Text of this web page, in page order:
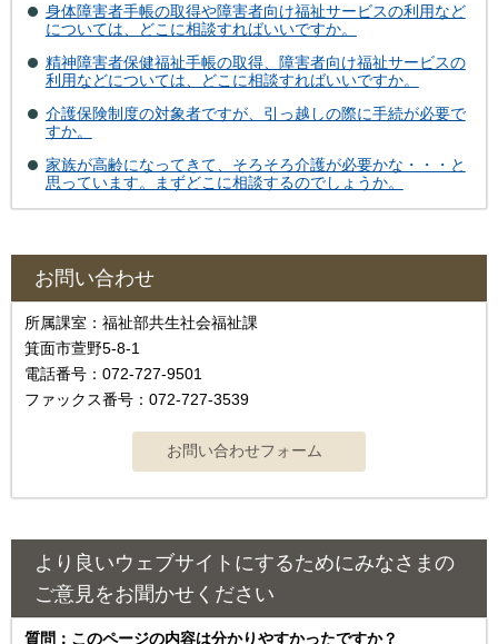
身体障害者手帳の取得や障害者向け福祉サービスの利用など
については、どこに相談すればいいですか。
精神障害者保健福祉手帳の取得、障害者向け福祉サービスの
利用などについては、どこに相談すればいいですか。
介護保険制度の対象者ですが、引っ越しの際に手続が必要で
すか。
家族が高齢になってきて、そろそろ介護が必要かな・・・と
思っています。まずどこに相談するのでしょうか。
お問い合わせ
所属課室：福祉部共生社会福祉課
箕面市萱野5-8-1
電話番号：072-727-9501
ファックス番号：072-727-3539
より良いウェブサイトにするためにみなさまの
ご意見をお聞かせください
質問：このページの内容は分かりやすかったですか？